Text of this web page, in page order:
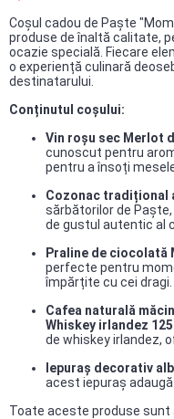
Coșul cadou de Paște
produse de înaltă calitate,
ocazie specială. Fiecare
o experiență culinară
destinatarului.​
Conținutul coșului:
Vin roșu sec Merlot
cunoscut pentru
pentru a însoți
Cozonac tradițional
sărbătorilor de
de gustul autentic al
Praline de ciocolată
perfecte pentru
împărțite cu cei dragi.​
Cafea naturală
Whiskey irlandez
de whiskey irlandez,
Iepuraș decorativ
acest iepuraș
Toate aceste produse sunt